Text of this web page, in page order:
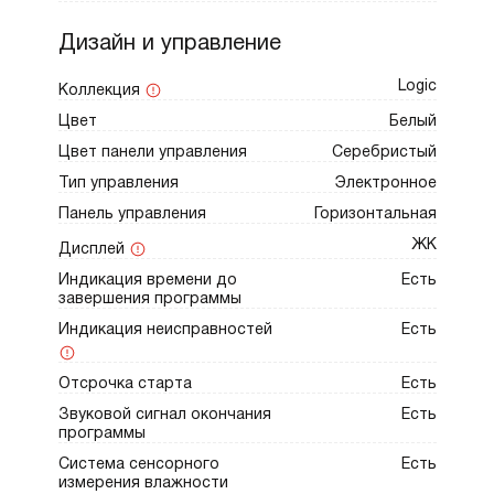
этого входит в комплект. Модель
энергопотребления А++. Класс сушки А
означает, что после окончания цикла
в вещах останется не более 10% влаги.
Система сушки Butterfly Drying™
Индукционный мотор
Дизайн и управление
Коллекция Logic
Цвет Белый
Цвет панели управления Серебристый
Тип управления Электронное
Панель управления Горизонтальная
Дисплей ЖК
Индикация времени до
завершения программы
Есть
Индикация неисправностей Есть
Отсрочка старта Есть
Звуковой сигнал окончания
программы
Есть
Система сенсорного
измерения влажности
Есть